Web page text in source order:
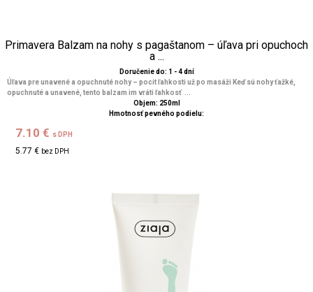
Primavera Balzam na nohy s pagaštanom – úľava pri opuchoch
a ...
Doručenie do: 1 - 4 dní
Úľava pre unavené a opuchnuté nohy – pocit ľahkosti už po masáži Keď sú nohy ťažké,
opuchnuté a unavené, tento balzam im vráti ľahkosť ...
Objem: 250ml
Hmotnosť pevného podielu:
7.10 € s DPH
5.77 € bez DPH